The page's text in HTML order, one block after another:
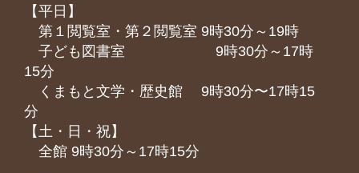
【平日】
第１閲覧室・第２閲覧室 9時30分～19時
子ども図書室 9時30分～17時
15分
くまもと⽂学・歴史館 9時30分〜17時15
分
【土・日・祝】
全館 9時30分～17時15分